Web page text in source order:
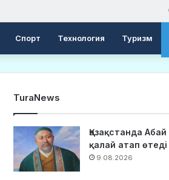
Спорт Технология Туризм
TuraNews
Қазақстанда Абай
қалай атап өтеді
9.08.2026